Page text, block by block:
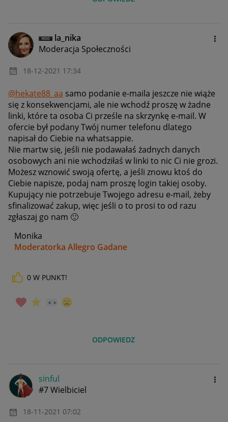
la_nika
Moderacja Społeczności
‎18-12-2021 17:34
@hekate88_aa samo podanie e-maila jeszcze nie wiąże
się z konsekwencjami, ale nie wchodź proszę w żadne
linki, które ta osoba Ci prześle na skrzynkę e-mail. W
ofercie był podany Twój numer telefonu dlatego
napisał do Ciebie na whatsappie.
Nie martw się, jeśli nie podawałaś żadnych danych
osobowych ani nie wchodziłaś w linki to nic Ci nie grozi.
Możesz wznowić swoją ofertę, a jeśli znowu ktoś do
Ciebie napisze, podaj nam proszę login takiej osoby.
Kupujący nie potrzebuje Twojego adresu e-mail, żeby
sfinalizować zakup, więc jeśli o to prosi to od razu
zgłaszaj go nam 🙂
Monika
Moderatorka Allegro Gadane
0 W PUNKT!
ODPOWIEDZ
sinful
#7 Wielbiciel
‎18-11-2021 07:02